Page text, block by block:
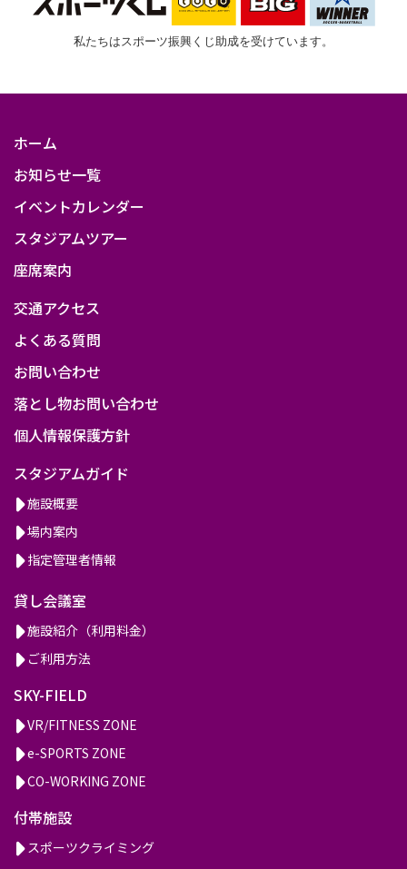
私たちはスポーツ振興くじ助成を受けています。
ホーム
お知らせ一覧
イベントカレンダー
スタジアムツアー
座席案内
交通アクセス
よくある質問
お問い合わせ
落とし物お問い合わせ
個人情報保護方針
スタジアムガイド
施設概要
場内案内
指定管理者情報
貸し会議室
施設紹介（利用料金）
ご利用方法
SKY-FIELD
VR/FITNESS ZONE
e-SPORTS ZONE
CO-WORKING ZONE
付帯施設
スポーツクライミング